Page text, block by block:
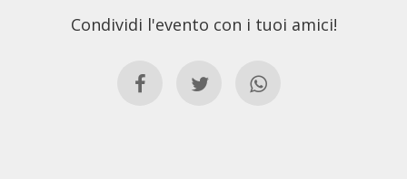
Condividi l'evento con i tuoi amici!